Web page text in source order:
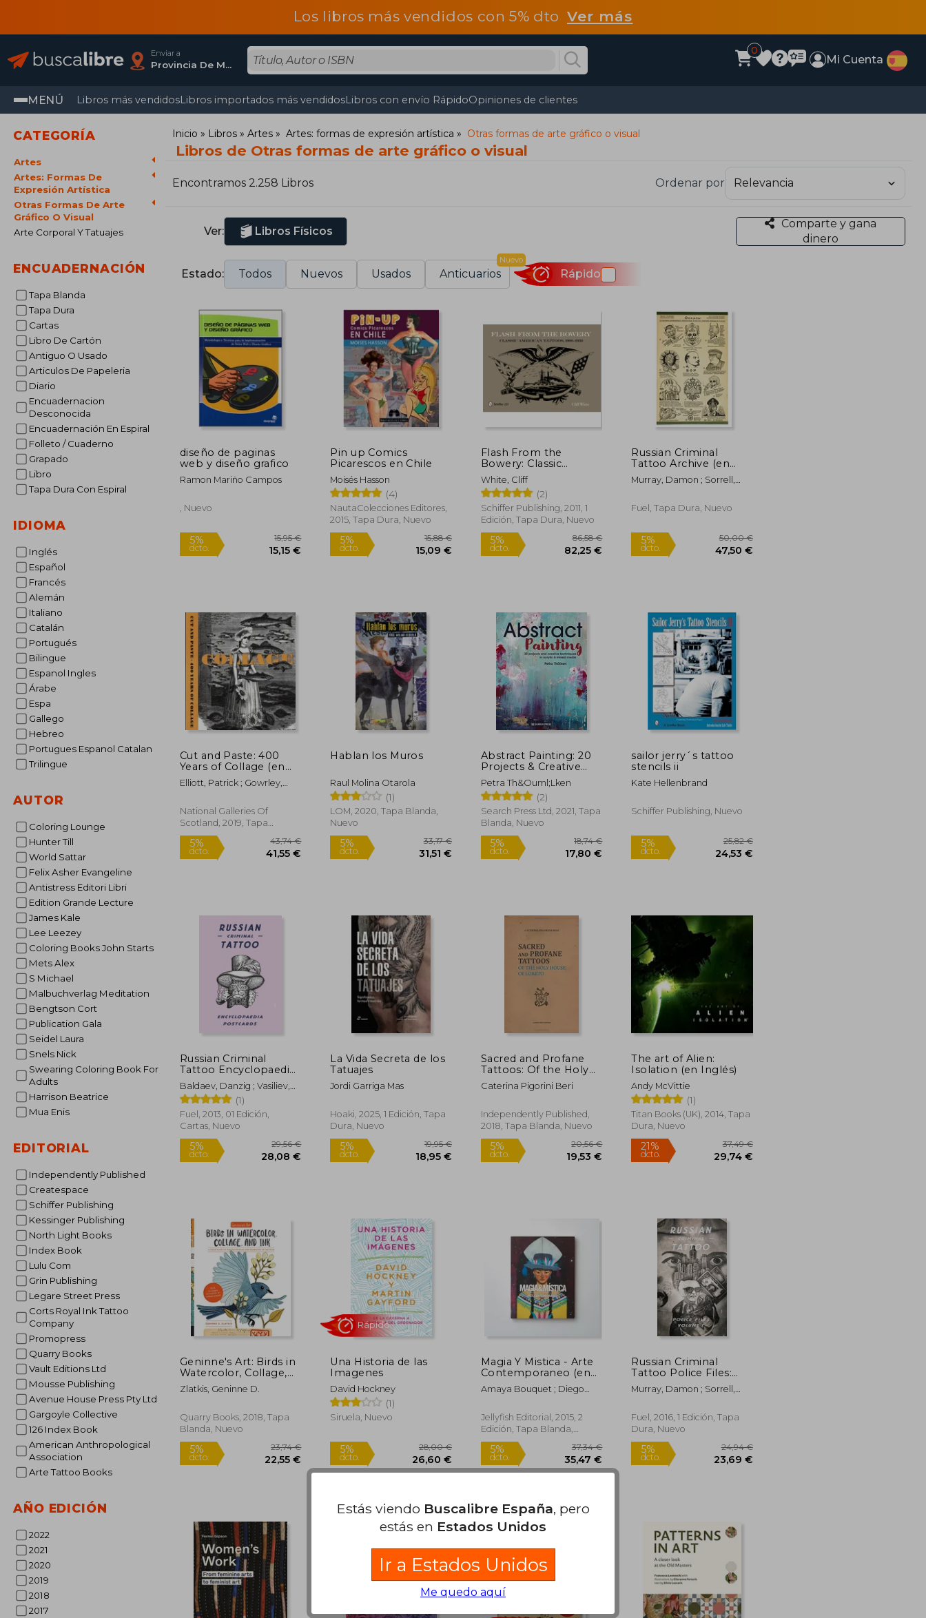
Los libros más vendidos con 5% dtoVer más
Enviar a
Provincia De Madrid
0
Mi Cuenta
MENÚ Libros más vendidosLibros importados más vendidosLibros con envío RápidoOpiniones de clientes
CATEGORÍA
Artes
Artes: Formas De
Expresión Artística
Otras Formas De Arte
Gráfico O Visual
Arte Corporal Y Tatuajes
ENCUADERNACIÓN
Tapa Blanda
Tapa Dura
Cartas
Libro De Cartón
Antiguo O Usado
Articulos De Papeleria
Diario
Encuadernacion
Desconocida
Encuadernación En Espiral
Folleto / Cuaderno
Grapado
Libro
Tapa Dura Con Espiral
IDIOMA
Inglés
Español
Francés
Alemán
Italiano
Catalán
Portugués
Bilingue
Espanol Ingles
Árabe
Espa
Gallego
Hebreo
Portugues Espanol Catalan
Trilingue
AUTOR
Coloring Lounge
Hunter Till
World Sattar
Felix Asher Evangeline
Antistress Editori Libri
Edition Grande Lecture
James Kale
Lee Leezey
Coloring Books John Starts
Mets Alex
S Michael
Malbuchverlag Meditation
Bengtson Cort
Publication Gala
Seidel Laura
Snels Nick
Swearing Coloring Book For
Adults
Harrison Beatrice
Mua Enis
EDITORIAL
Independently Published
Createspace
Schiffer Publishing
Kessinger Publishing
North Light Books
Index Book
Lulu Com
Grin Publishing
Legare Street Press
Corts Royal Ink Tattoo
Company
Promopress
Quarry Books
Vault Editions Ltd
Mousse Publishing
Avenue House Press Pty Ltd
Gargoyle Collective
126 Index Book
American Anthropological
Association
Arte Tattoo Books
AÑO EDICIÓN
2022
2021
2020
2019
2018
2017
Inicio Libros Artes Artes: formas de expresión artística Otras formas de arte gráfico o visual
Libros de Otras formas de arte gráfico o visual
Encontramos 2.258 Libros Ordenar por
Ver: Libros Físicos
Comparte y gana
dinero
Estado: Todos Nuevos Usados Anticuarios
Nuevo
Rápido
diseño de paginas
web y diseño grafico
Ramon Mariño Campos
, Nuevo
Pin up Comics
Picarescos en Chile
Moisés Hasson
(4)
NautaColecciones Editores,
2015, Tapa Dura, Nuevo
15,09 €
Flash From the
Bowery: Classic
American Tatto, 1900-
1950: Classic American
Tattoos, 1900-1950
(en Inglés)
White, Cliff
(2)
Schiffer Publishing, 2011, 1
Edición, Tapa Dura, Nuevo
82,25 €
Russian Criminal
Tattoo Archive (en
Inglés)
Murray, Damon ; Sorrell,
Fuel, Tapa Dura, Nuevo
Cut and Paste: 400
Years of Collage (en
Inglés)
Elliott, Patrick ; Gowrley,
National Galleries Of
Scotland, 2019, Tapa
Blanda, Nuevo
5%
dcto.
Hablan los Muros
Raul Molina Otarola
(1)
LOM, 2020, Tapa Blanda,
Nuevo
5%
dcto.
Abstract Painting: 20
Projects & Creative
Techniques in Acrylic &
Mixed Media (en
Inglés)
Petra Th&Ouml;Lken
(2)
Search Press Ltd, 2021, Tapa
Blanda, Nuevo
dcto.
18,74 €
17,80 €
sailor jerry´s tattoo
stencils ii
Kate Hellenbrand
Schiffer Publishing, Nuevo
5%
dcto.
Russian Criminal
Tattoo Encyclopaedia
Postcards (en Inglés)
Baldaev, Danzig ; Vasiliev,
Sergei ; Murray, Damon
(1)
Fuel, 2013, 01 Edición,
Cartas, Nuevo
5%
dcto.
La Vida Secreta de los
Tatuajes
Jordi Garriga Mas
Hoaki, 2025, 1 Edición, Tapa
Dura, Nuevo
5%
dcto.
Sacred and Profane
Tattoos: Of the Holy
House of Loreto (en
Inglés)
Caterina Pigorini Beri
Independently Published,
2018, Tapa Blanda, Nuevo
5%
dcto.
20,56 €
19,53 €
The art of Alien:
Isolation (en Inglés)
Andy McVittie
(1)
Titan Books (UK), 2014, Tapa
Dura, Nuevo
21%
dcto.
Geninne's Art: Birds in
Watercolor, Collage,
and Ink: A Field Guide
to art Techniques and
(Gennies Art) (en
Inglés)
Zlatkis, Geninne D.
Quarry Books, 2018, Tapa
Blanda, Nuevo
5%
Una Historia de las
Imagenes
David Hockney
(1)
Siruela, Nuevo
Rápido
Magia Y Mistica - Arte
Contemporaneo (en
Trilingüe)
Amaya Bouquet ; Diego
Alejandro Sordi ; Santiago
Licata ; Irana Douer ; Elias
Santis ; Lucas MAscaro ;
Rachell Sumpter ; Julian
Pesce ; Jorge Pomar ;
Leonardo Cavalcante ;
Otros
Jellyfish Editorial, 2015, 2
Edición, Tapa Blanda,
Nuevo
37,34 €
Russian Criminal
Tattoo Police Files:
Volume i (en Inglés)
Murray, Damon ; Sorrell,
Arkady
Fuel, 2016, 1 Edición, Tapa
Dura, Nuevo
5%
Estás viendo Buscalibre España, pero
estás en Estados Unidos
Ir a Estados Unidos
Me quedo aquí